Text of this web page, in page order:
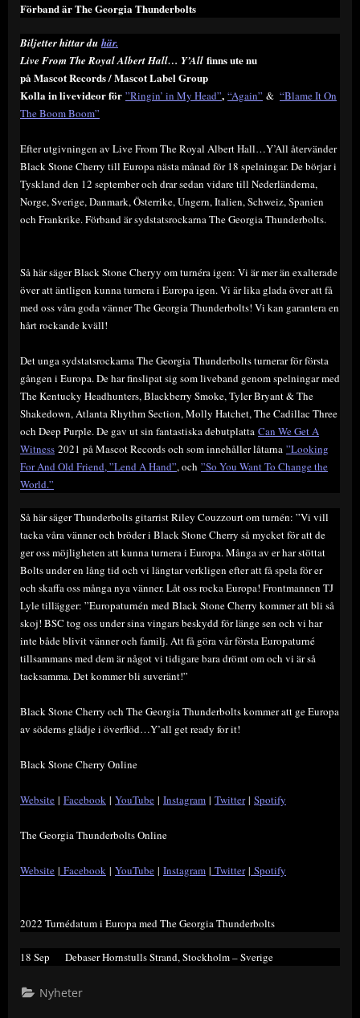
Förband är The Georgia Thunderbolts
Biljetter hittar du här.
Live From The Royal Albert Hall… Y’All finns ute nu
på Mascot Records / Mascot Label Group
Kolla in livevideor för ”Ringin’ in My Head”, “Again” & “Blame It On
The Boom Boom”
Efter utgivningen av Live From The Royal Albert Hall…Y’All återvänder
Black Stone Cherry till Europa nästa månad för 18 spelningar. De börjar i
Tyskland den 12 september och drar sedan vidare till Nederländerna,
Norge, Sverige, Danmark, Österrike, Ungern, Italien, Schweiz, Spanien
och Frankrike. Förband är sydstatsrockarna The Georgia Thunderbolts.
Så här säger Black Stone Cheryy om turnéra igen: Vi är mer än exalterade
över att äntligen kunna turnera i Europa igen. Vi är lika glada över att få
med oss våra goda vänner The Georgia Thunderbolts! Vi kan garantera en
hårt rockande kväll!
Det unga sydstatsrockarna The Georgia Thunderbolts turnerar för första
gången i Europa. De har finslipat sig som liveband genom spelningar med
The Kentucky Headhunters, Blackberry Smoke, Tyler Bryant & The
Shakedown, Atlanta Rhythm Section, Molly Hatchet, The Cadillac Three
och Deep Purple. De gav ut sin fantastiska debutplatta Can We Get A
Witness 2021 på Mascot Records och som innehåller låtarna ”Looking
For And Old Friend, ”Lend A Hand”, och ”So You Want To Change the
World.”
Så här säger Thunderbolts gitarrist Riley Couzzourt om turnén: ”Vi vill
tacka våra vänner och bröder i Black Stone Cherry så mycket för att de
ger oss möjligheten att kunna turnera i Europa. Många av er har stöttat
Bolts under en lång tid och vi längtar verkligen efter att få spela för er
och skaffa oss många nya vänner. Låt oss rocka Europa! Frontmannen TJ
Lyle tillägger: ”Europaturnén med Black Stone Cherry kommer att bli så
skoj! BSC tog oss under sina vingars beskydd för länge sen och vi har
inte både blivit vänner och familj. Att få göra vår första Europaturné
tillsammans med dem är något vi tidigare bara drömt om och vi är så
tacksamma. Det kommer bli suveränt!”
Black Stone Cherry och The Georgia Thunderbolts kommer att ge Europa
av söderns glädje i överflöd…Y’all get ready for it!
Black Stone Cherry Online
Website | Facebook | YouTube | Instagram | Twitter| Spotify
The Georgia Thunderbolts Online
Website | Facebook | YouTube | Instagram | Twitter| Spotify
2022 Turnédatum i Europa med The Georgia Thunderbolts
18 Sep Debaser Hornstulls Strand, Stockholm – Sverige
Nyheter